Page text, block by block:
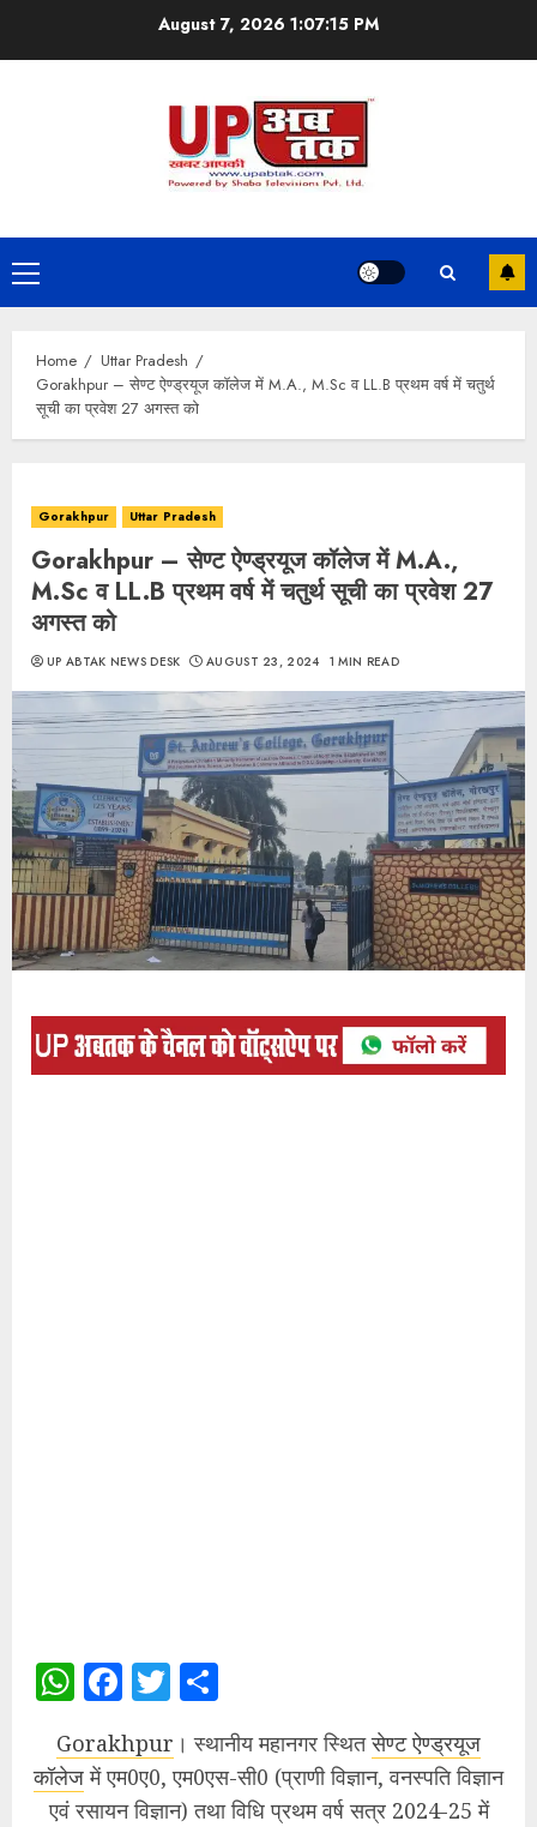
August 7, 2026 1:07:15 PM
Primary
Menu
Home
Uttar Pradesh
Gorakhpur – सेण्ट ऐण्ड्रयूज कॉलेज में M.A., M.Sc व LL.B प्रथम वर्ष में चतुर्थ
सूची का प्रवेश 27 अगस्त को
Gorakhpur Uttar Pradesh
Gorakhpur – सेण्ट ऐण्ड्रयूज कॉलेज में M.A.,
M.Sc व LL.B प्रथम वर्ष में चतुर्थ सूची का प्रवेश 27
अगस्त को
UP ABTAK NEWS DESK AUGUST 23, 2024 1 MIN READ
WhatsApp
Facebook
Twitter
Gorakhpur । स्थानीय महानगर स्थितसेण्ट ऐण्ड्रयूज
कॉलेजमें एम0ए0, एम0एस-सी0 (प्राणी विज्ञान, वनस्पति विज्ञान
एवं रसायन विज्ञान) तथा विधि प्रथम वर्ष सत्र 2024-25 में